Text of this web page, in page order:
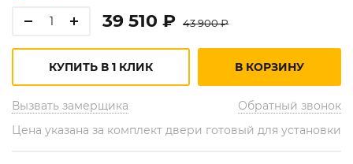
39 510 ₽ 43 900 ₽
Вызвать замерщика Обратный звонок
КУПИТЬ В 1 КЛИК В КОРЗИНУ
Цена указана за комплект двери готовый для установки